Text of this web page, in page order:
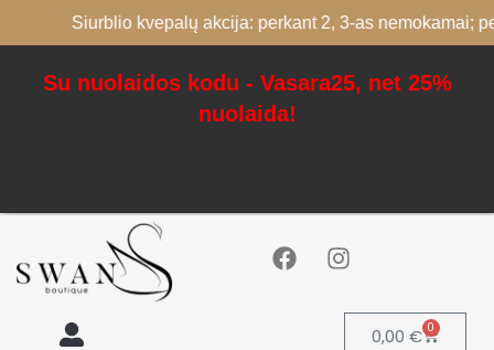
Siurblio kvepalų akcija: perkant 2, 3-as nemokamai; perkant
Su nuolaidos kodu - Vasara25, net 25%
nuolaida!
0,00 € 0